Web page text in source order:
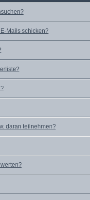
Mails schicken?
daran teilnehmen?